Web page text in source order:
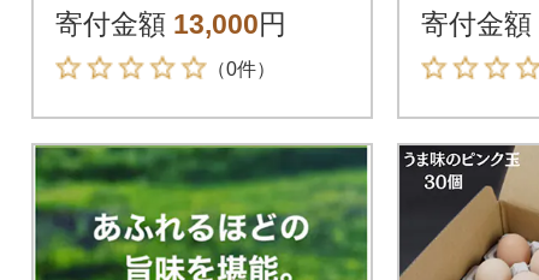
寄付金額 13,000円
（0件）
寄付金額